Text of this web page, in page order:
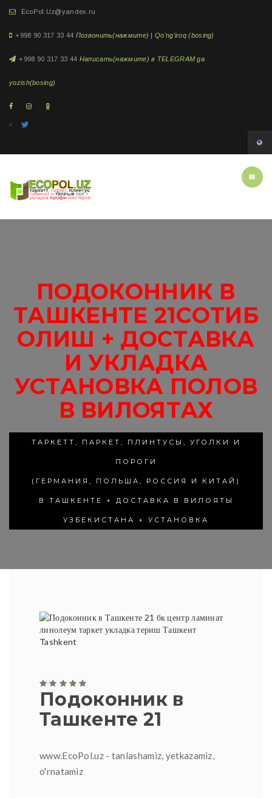
EcoPol.Uz@yandex.ru
+998 90 317 33 44 Позвонить(нажмите) | Qo'ng'iroq (bosing)
+998 90 317 33 44 Написать(нажмите) в TELEGRAM ga
yozish(bosing)
ПОДОКОННИК В
ТАШКЕНТЕ 21СОТИБ
ОЛИШ + ДОСТАВКА
И УКЛАДКА
УСТАНОВКА ПОЛОВ
В ВИЛОЯТАХ
ТАРКЕТТ, ПАРКЕТ, ПЛИНТУСЫ, УГОЛКИ И
ПОРОГИ
(ГЕРМАНИЯ, ПОЛЬША, РОССИЯ И КИТАЙ)
В ТАШКЕНТЕ + ДОСТАВКА В ВИЛОЯТЫ
УЗБЕКИСТАНА + УСТАНОВКА
Подоконник в
Ташкенте 21
www.EcoPol.uz - tanlashamiz, yetkazamiz,
o'rnatamiz